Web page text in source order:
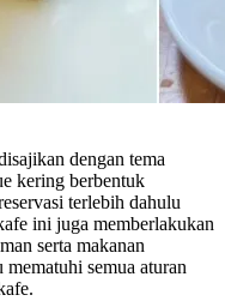
dengan tema
kering berbentuk
terlebih dahulu
ini juga memberlakukan
serta makanan
semua aturan